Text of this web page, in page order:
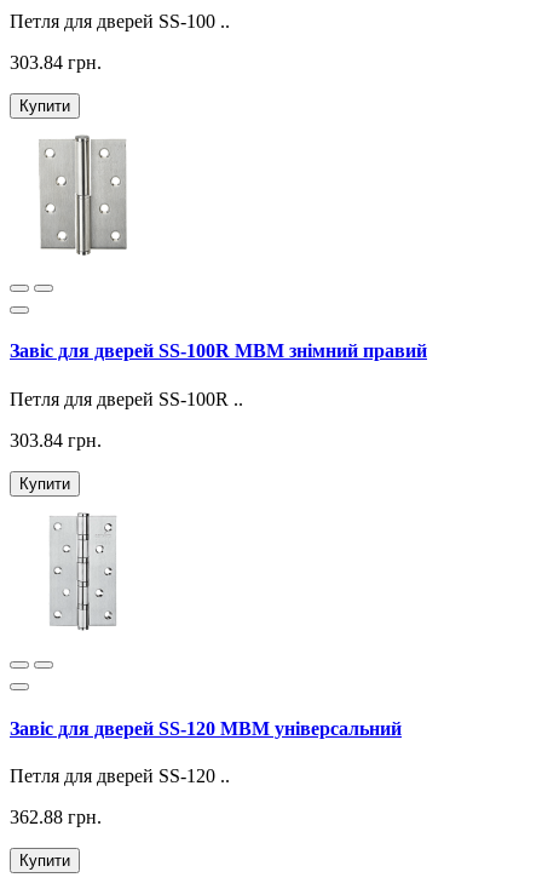
Петля для дверей SS-100 ..
303.84 грн.
Купити
Завіс для дверей SS-100R МВМ знімний правий
Петля для дверей SS-100R ..
303.84 грн.
Купити
Завіс для дверей SS-120 МВМ універсальний
Петля для дверей SS-120 ..
362.88 грн.
Купити